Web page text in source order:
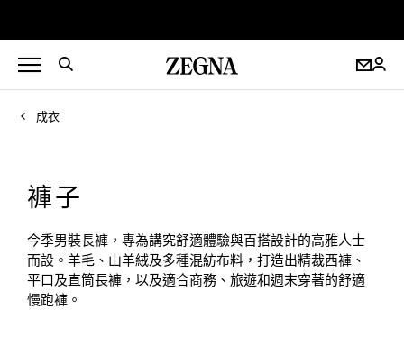
成衣
褲子
今季男裝長褲，專為講究舒適體驗與百搭設計的高雅人士
而設。羊毛、山羊絨及多種混紡布料，打造出精裁西褲、
平口及直筒長褲，以及適合商務、旅遊和週末穿著的舒適
慢跑褲。